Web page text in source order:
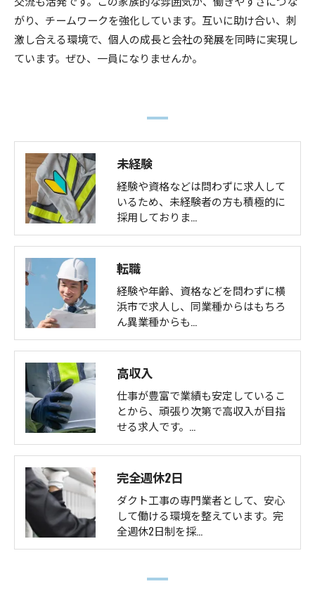
がり、チームワークを強化しています。互いに助け合い、刺
激し合える環境で、個人の成長と会社の発展を同時に実現し
ています。ぜひ、一員になりませんか。
未経験
経験や資格などは問わずに求人して
いるため、未経験者の方も積極的に
採用しておりま…
転職
経験や年齢、資格などを問わずに横
浜市で求人し、同業種からはもちろ
ん異業種からも…
高収入
仕事が豊富で業績も安定しているこ
とから、頑張り次第で高収入が目指
せる求人です。…
完全週休2日
ダクト工事の専門業者として、安心
して働ける環境を整えています。完
全週休2日制を採…